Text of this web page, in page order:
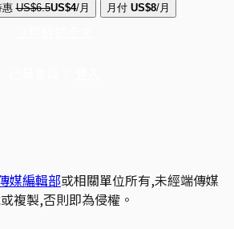
惠 US$6.5US$4/月 月付 US$8/月
媒編輯部或相關單位所有,未經端傳媒
複製,否則即為侵權。